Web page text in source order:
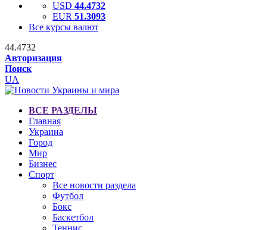
USD 44.4732
EUR 51.3093
Все курсы валют
44.4732
Авторизация
Поиск
UA
ВСЕ РАЗДЕЛЫ
Главная
Украина
Город
Мир
Бизнес
Спорт
Все новости раздела
Футбол
Бокс
Баскетбол
Теннис